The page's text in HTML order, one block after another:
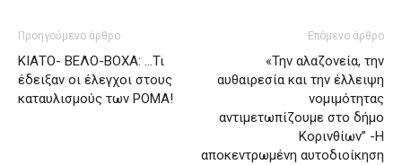
Προηγούμενο άρθρο
ΚΙΑΤΟ- ΒΕΛΟ-ΒΟΧΑ: …Τι
έδειξαν οι έλεγχοι στους
καταυλισμούς των ΡΟΜΑ!
Επόμενο άρθρο
«Την αλαζονεία, την
αυθαιρεσία και την έλλειψη
νομιμότητας
αντιμετωπίζουμε στο δήμο
Κορινθίων” -Η
αποκεντρωμένη αυτοδιοίκηση